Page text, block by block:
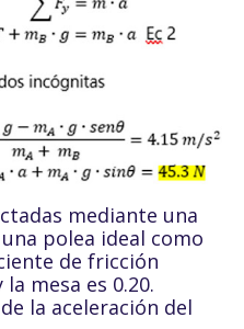
mediante una
polea ideal como
de fricción
mesa es 0.20.
la aceleración del